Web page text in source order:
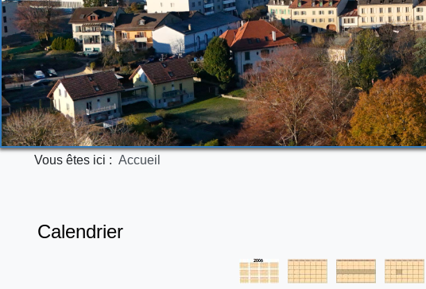
Vous êtes ici : Accueil
Calendrier